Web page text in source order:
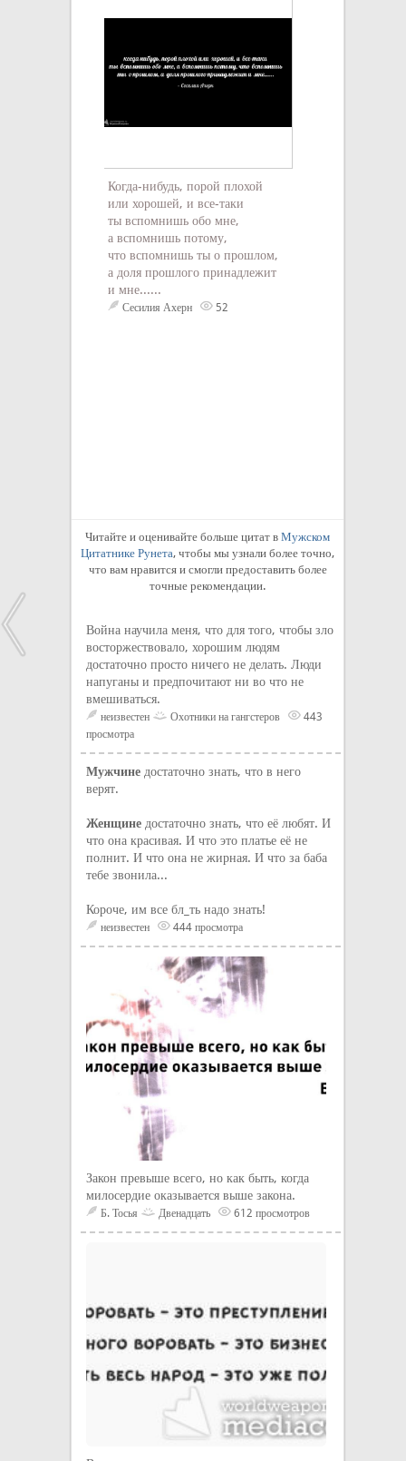
Когда-нибудь, порой плохой
или хорошей, и все-таки
ты вспомнишь обо мне,
а вспомнишь потому,
что вспомнишь ты о прошлом,
а доля прошлого принадлежит
и мне......
Сесилия Ахерн 52
Читайте и оценивайте больше цитат в Мужском
Цитатнике Рунета, чтобы мы узнали более точно,
что вам нравится и смогли предоставить более
точные рекомендации.
Война научила меня, что для того, чтобы зло
восторжествовало, хорошим людям
достаточно просто ничего не делать. Люди
напуганы и предпочитают ни во что не
вмешиваться.
неизвестен Охотники на гангстеров
443
просмотра
Мужчине достаточно знать, что в него
верят.
Женщине достаточно знать, что её любят. И
что она красивая. И что это платье её не
полнит. И что она не жирная. И что за баба
тебе звонила...
Короче, им все бл_ть надо знать!
неизвестен 444 просмотра
Закон превыше всего, но как быть, когда
милосердие оказывается выше закона.
Б. Тосья Двенадцать 612 просмотров